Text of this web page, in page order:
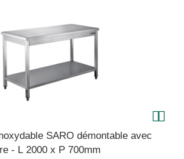
SARO démontable avec
- L 2000 x P 700mm